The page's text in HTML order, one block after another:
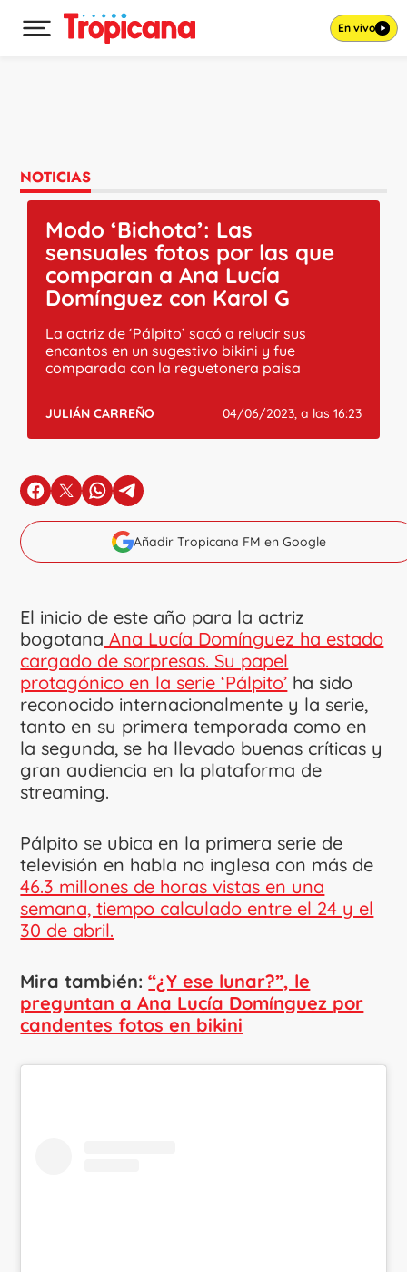
Desplegar menú principal En vivo
NOTICIAS
Modo ‘Bichota’: Las
sensuales fotos por las que
comparan a Ana Lucía
Domínguez con Karol G
La actriz de ‘Pálpito’ sacó a relucir sus
encantos en un sugestivo bikini y fue
comparada con la reguetonera paisa
JULIÁN CARREÑO 04/06/2023, a las 16:23
en Facebook
en Xen Whatsapp
en Telegram
Añadir Tropicana FM en Google
El inicio de este año para la actriz
bogotana Ana Lucía Domínguez ha estado
cargado de sorpresas. Su papel
protagónico en la serie ‘Pálpito’ ha sido
reconocido internacionalmente y la serie,
tanto en su primera temporada como en
la segunda, se ha llevado buenas críticas y
gran audiencia en la plataforma de
streaming.
Pálpito se ubica en la primera serie de
televisión en habla no inglesa con más de
46.3 millones de horas vistas en una
semana, tiempo calculado entre el 24 y el
30 de abril.
Mira también:“¿Y ese lunar?”, le
preguntan a Ana Lucía Domínguez por
candentes fotos en bikini